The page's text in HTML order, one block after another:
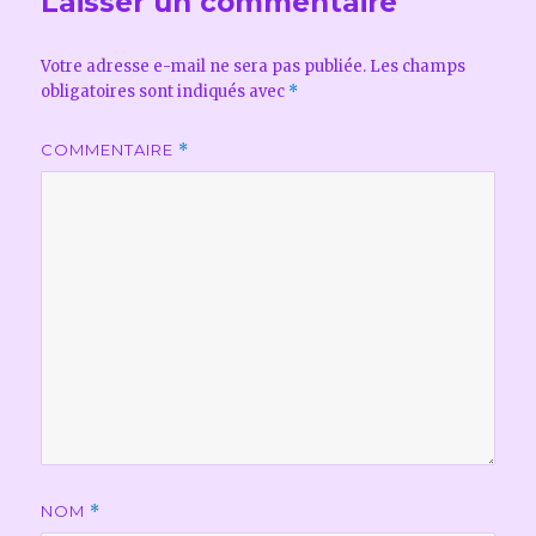
Votre adresse e-mail ne sera pas publiée. Les champs
obligatoires sont indiqués avec *
COMMENTAIRE *
NOM *